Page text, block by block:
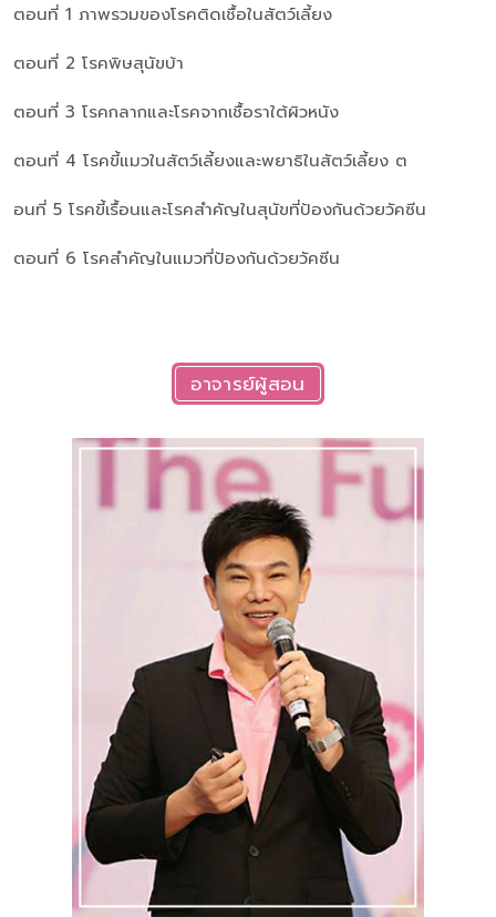
ตอนที่ 1 ภาพรวมของโรคติดเชื้อในสัตว์เลี้ยง
ตอนที่ 2 โรคพิษสุนัขบ้า
ตอนที่ 3 โรคกลากและโรคจากเชื้อราใต้ผิวหนัง
ตอนที่ 4 โรคขี้แมวในสัตว์เลี้ยงและพยาธิในสัตว์เลี้ยง ต
อนที่ 5 โรคขี้เรื้อนและโรคสำคัญในสุนัขที่ป้องกันด้วยวัคซีน
ตอนที่ 6 โรคสำคัญในแมวที่ป้องกันด้วยวัคซีน
อาจารย์ผู้สอน